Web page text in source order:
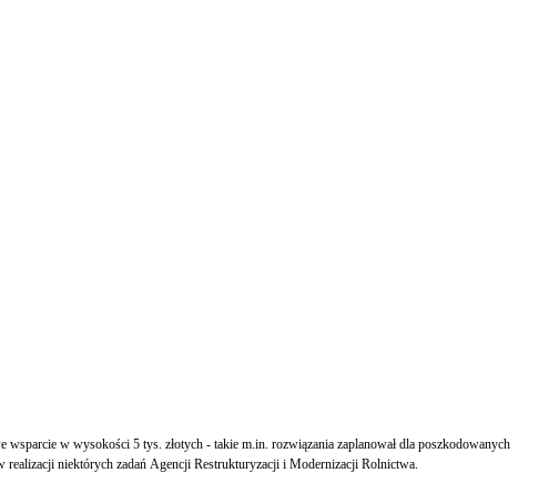
w wysokości 5 tys. złotych - takie m.in. rozwiązania zaplanował dla poszkodowanych
realizacji niektórych zadań Agencji Restrukturyzacji i Modernizacji Rolnictwa.